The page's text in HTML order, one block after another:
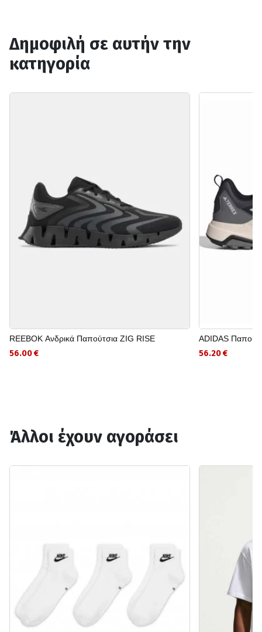
Δημοφιλή σε αυτήν την
κατηγορία
REEBOK Ανδρικά Παπούτσια ZIG RISE
56.00 €
ADIDAS
56.20 €
Άλλοι έχουν αγοράσει